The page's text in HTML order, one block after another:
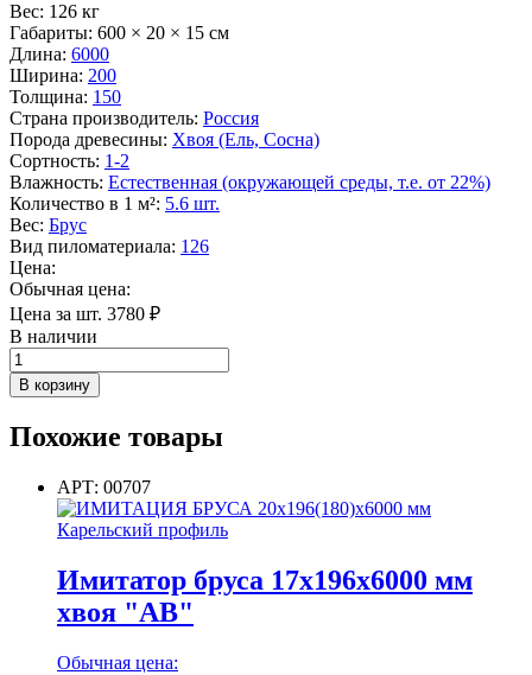
Вес: 126 кг
Габариты: 600 × 20 × 15 см
Длина: 6000
Ширина: 200
Толщина: 150
Страна производитель: Россия
Порода древесины: Хвоя (Ель, Сосна)
Сортность: 1-2
Влажность: Естественная (окружающей среды, т.е. от 22%)
Количество в 1 м²: 5.6 шт.
Вес: Брус
Вид пиломатериала: 126
Цена:
Обычная цена:
Цена за шт. 3780 ₽
В наличии
Количество
товара
Брус
150х200х6000
В корзину
Похожие товары
АРТ: 00707
Имитатор бруса 17х196х6000 мм
хвоя "АВ"
Обычная цена: